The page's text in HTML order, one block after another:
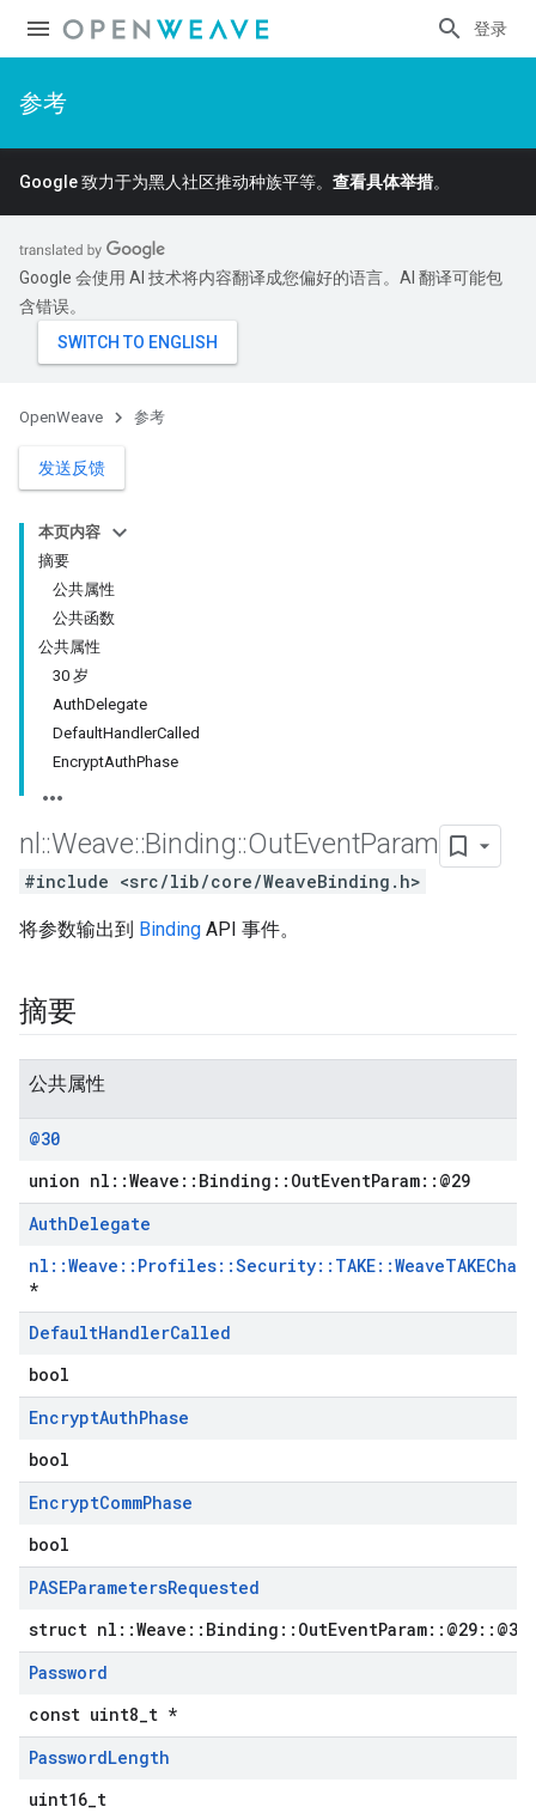
登录
参考
Google 致力于为黑人社区推动种族平等。 查看具体举措。
Google 会使用 AI 技术将内容翻译成您偏好的语言。AI 翻译可能包
含错误。
OpenWeave 参考
发送反馈
本页内容
摘要
公共属性
公共函数
公共属性
30 岁
AuthDelegate
DefaultHandlerCalled
EncryptAuthPhase
nl ::Weave::Binding::OutEventParam
#include <src/lib/core/WeaveBinding.h>
将参数输出到 Binding API 事件。
摘要
公共属性
@30
union nl::Weave::Binding::OutEventParam::@29
AuthDelegate
*
DefaultHandlerCalled
bool
EncryptAuthPhase
bool
EncryptCommPhase
bool
PASEParametersRequested
struct nl::Weave::Binding::OutEventParam::@29::@32
Password
const uint8_t *
PasswordLength
uint16_t